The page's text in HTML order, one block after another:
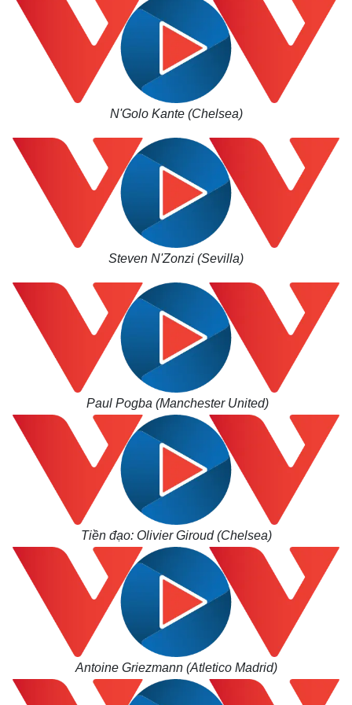
Giá cà phê
N'Golo Kante (Chelsea)
Steven N'Zonzi (Sevilla)
Paul Pogba (Manchester United)
Tiền đạo: Olivier Giroud (Chelsea)
Antoine Griezmann (Atletico Madrid)